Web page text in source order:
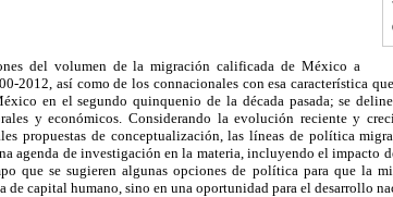
del volumen de la migración calificada de México a
2012, así como de los connacionales con esa característica
en el segundo quinquenio de la década pasada; se
y económicos. Considerando la evolución reciente y
propuestas de conceptualización, las líneas de política
agenda de investigación en la materia, incluyendo el impacto
que se sugieren algunas opciones de política para que la
capital humano, sino en una oportunidad para el desarrollo